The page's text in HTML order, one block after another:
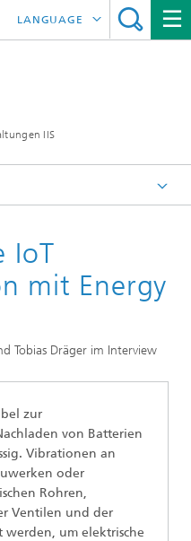
IIS
LANGUAGE
中文
professionelle
IoT
mit Energy
Tobias Dräger im Interview
zur
von Batterien
Vibrationen an
oder
Rohren,
Ventilen und der
um elektrische